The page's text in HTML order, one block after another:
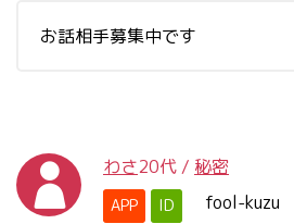
お話相手募集中です
わさ20代 / 秘密
APP ID fool-kuzu